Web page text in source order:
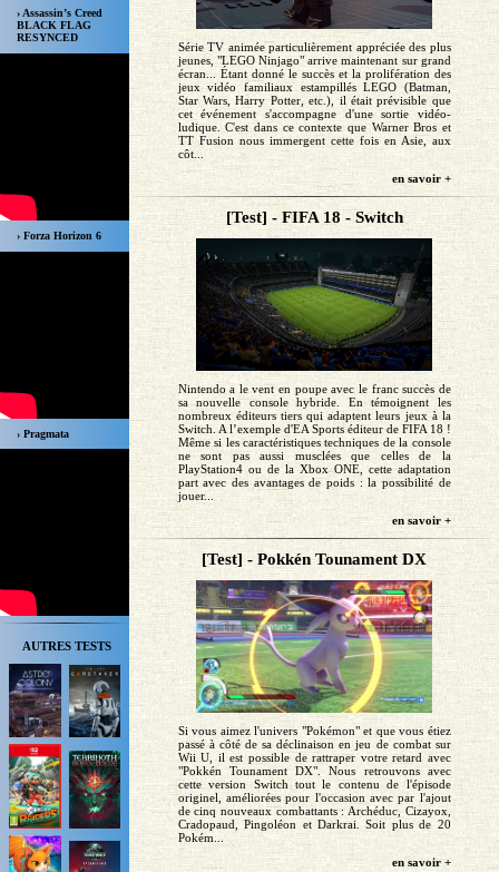
› Assassin’s Creed
BLACK FLAG
RESYNCED
› Forza Horizon 6
› Pragmata
AUTRES TESTS
Série TV animée particulièrement appréciée des plus
jeunes, "LEGO Ninjago" arrive maintenant sur grand
écran... Étant donné le succès et la prolifération des
jeux vidéo familiaux estampillés LEGO (Batman,
Star Wars, Harry Potter, etc.), il était prévisible que
cet événement s'accompagne d'une sortie vidéo-
ludique. C'est dans ce contexte que Warner Bros et
TT Fusion nous immergent cette fois en Asie, aux
côt...
en savoir +
[Test] - FIFA 18 - Switch
Nintendo a le vent en poupe avec le franc succès de
sa nouvelle console hybride. En témoignent les
nombreux éditeurs tiers qui adaptent leurs jeux à la
Switch. A l’exemple d'EA Sports éditeur de FIFA 18 !
Même si les caractéristiques techniques de la console
ne sont pas aussi musclées que celles de la
PlayStation4 ou de la Xbox ONE, cette adaptation
part avec des avantages de poids : la possibilité de
jouer...
en savoir +
[Test] - Pokkén Tounament DX
Si vous aimez l'univers "Pokémon" et que vous étiez
passé à côté de sa déclinaison en jeu de combat sur
Wii U, il est possible de rattraper votre retard avec
"Pokkén Tounament DX". Nous retrouvons avec
cette version Switch tout le contenu de l'épisode
originel, améliorées pour l'occasion avec par l'ajout
de cinq nouveaux combattants : Archéduc, Cizayox,
Cradopaud, Pingoléon et Darkrai. Soit plus de 20
Pokém...
en savoir +